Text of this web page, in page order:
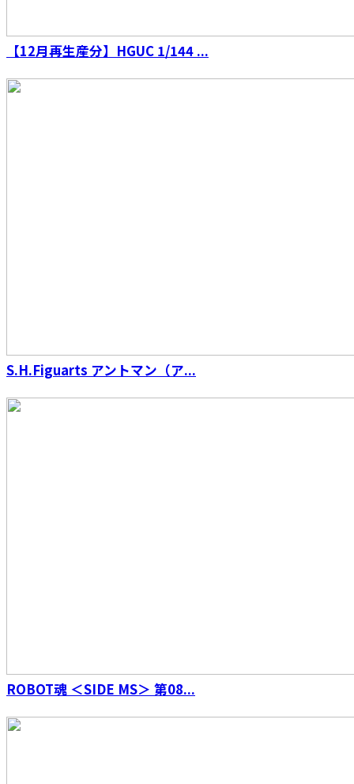
【12月再生産分】HGUC 1/144 ...
S.H.Figuarts アントマン（ア...
ROBOT魂 ＜SIDE MS＞ 第08...